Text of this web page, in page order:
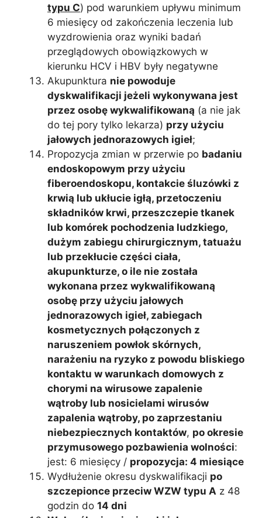
typu C) pod warunkiem upływu minimum
6 miesięcy od zakończenia leczenia lub
wyzdrowienia oraz wyniki badań
przeglądowych obowiązkowych w
kierunku HCV i HBV były negatywne
Akupunktura nie powoduje
dyskwalifikacji jeżeli wykonywana jest
przez osobę wykwalifikowaną (a nie jak
do tej pory tylko lekarza) przy użyciu
jałowych jednorazowych igieł;
Propozycja zmian w przerwie po badaniu
endoskopowym przy użyciu
fiberoendoskopu, kontakcie śluzówki z
krwią lub ukłucie igłą, przetoczeniu
składników krwi, przeszczepie tkanek
lub komórek pochodzenia ludzkiego,
dużym zabiegu chirurgicznym, tatuażu
lub przekłucie części ciała,
akupunkturze, o ile nie została
wykonana przez wykwalifikowaną
osobę przy użyciu jałowych
jednorazowych igieł, zabiegach
kosmetycznych połączonych z
naruszeniem powłok skórnych,
narażeniu na ryzyko z powodu bliskiego
kontaktu w warunkach domowych z
chorymi na wirusowe zapalenie
wątroby lub nosicielami wirusów
zapalenia wątroby, po zaprzestaniu
niebezpiecznych kontaktów, po okresie
przymusowego pozbawienia wolności:
jest: 6 miesięcy / propozycja: 4 miesiące
Wydłużenie okresu dyskwalifikacji po
szczepionce przeciw WZW typu A z 48
godzin do 14 dni